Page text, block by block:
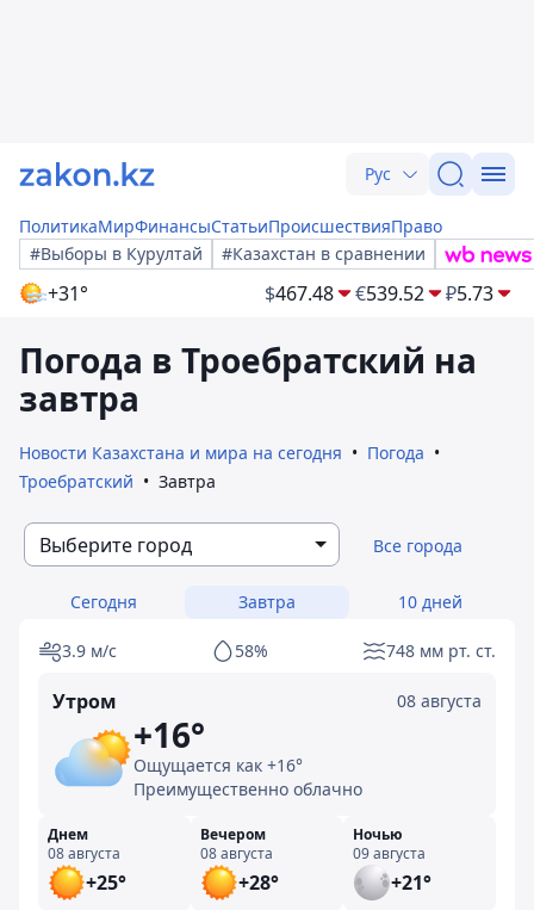
Рус
ПолитикаМирФинансыСтатьиПроисшествияПраво
#Выборы в Курултай
#Казахстан в сравнении
+31° $467.48 €539.52 ₽5.73
Погода в Троебратский на
завтра
Новости Казахстана и мира на сегодня
Погода
Троебратский
Завтра
Выберите город Все города
Сегодня Завтра 10 дней
3.9 м/с 58% 748 мм рт. ст.
Утром 08 августа
+16°
Ощущается как +16°
Преимущественно облачно
Днем
08 августа
+25°
Вечером
08 августа
+28°
Ночью
09 августа
+21°